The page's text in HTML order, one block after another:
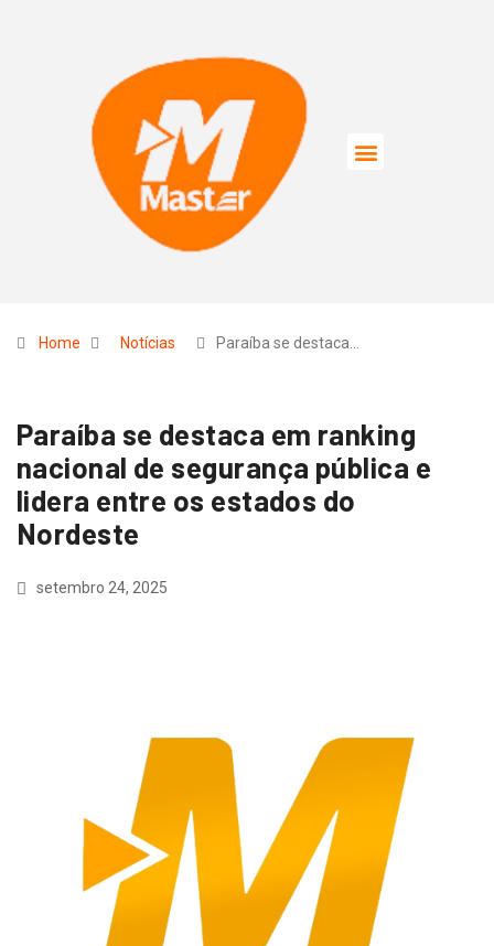
Home Notícias Paraíba se destaca…
Paraíba se destaca em ranking
nacional de segurança pública e
lidera entre os estados do
Nordeste
setembro 24, 2025